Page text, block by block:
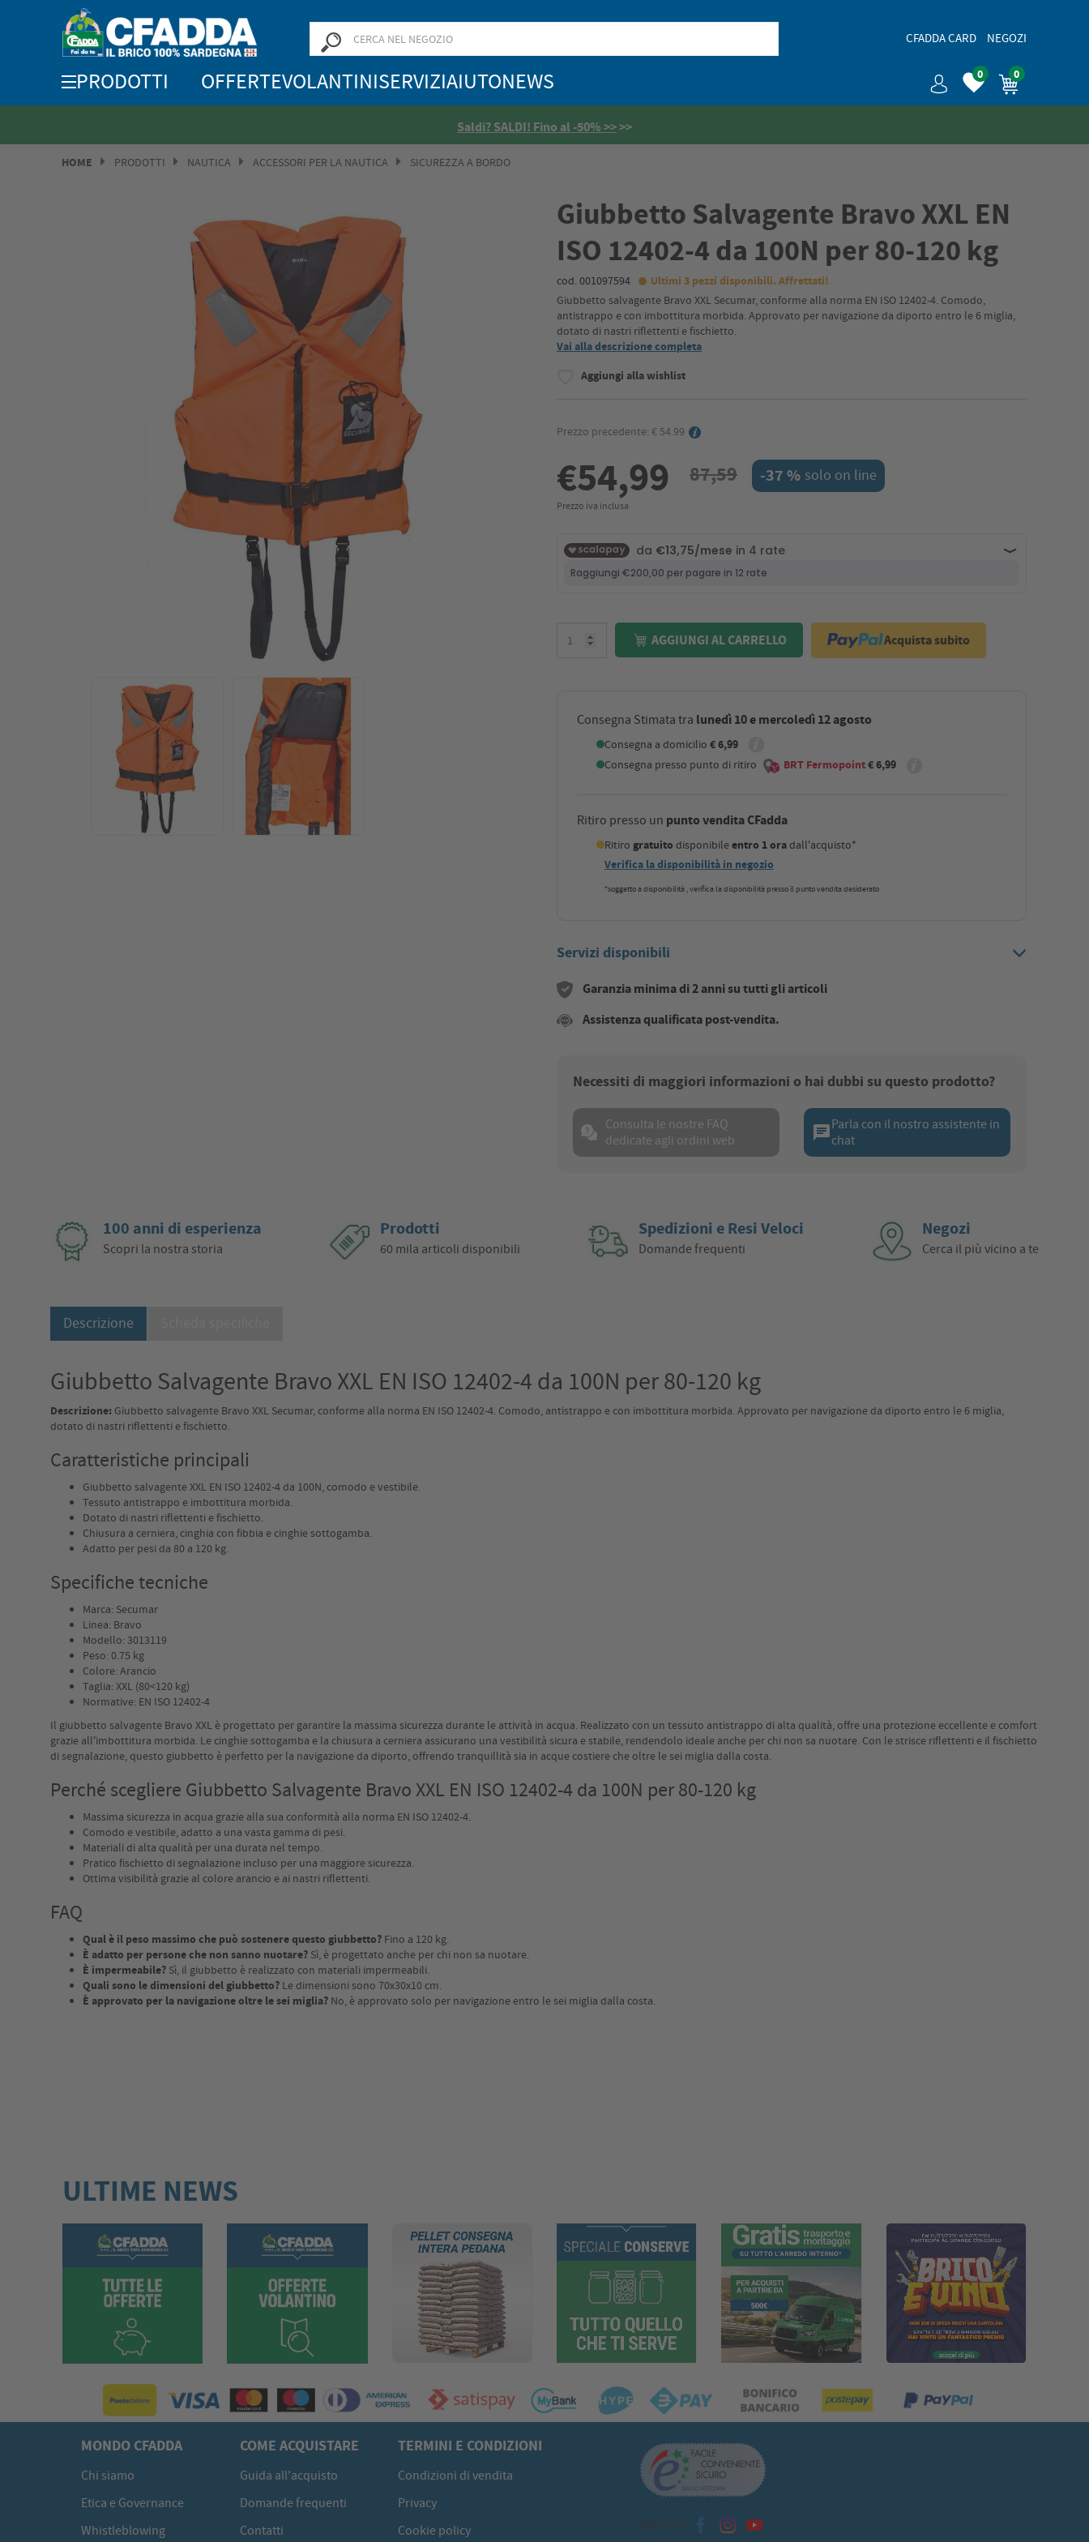
CFADDA CARD NEGOZI
0 0
PRODOTTI OFFERTEVOLANTINISERVIZIAIUTONEWS
Saldi? SALDI! Fino al -50% >>>>
HOME PRODOTTI NAUTICA ACCESSORI PER LA NAUTICA SICUREZZA A BORDO
Giubbetto Salvagente Bravo XXL EN
ISO 12402-4 da 100N per 80-120 kg
cod. 001097594 Ultimi 3 pezzi disponibili. Affrettati!
Giubbetto salvagente Bravo XXL Secumar, conforme alla norma EN ISO 12402-4. Comodo,
antistrappo e con imbottitura morbida. Approvato per navigazione da diporto entro le 6 miglia,
dotato di nastri riflettenti e fischietto.
Vai alla descrizione completa
Aggiungi alla wishlist
Prezzo precedente: € 54.99
€54,99 87,59
Prezzo iva inclusa
-37 % solo on line
AGGIUNGI AL CARRELLO Acquista subito
Consegna Stimata tra lunedì 10 e mercoledì 12 agosto
Consegna a domicilio € 6,99
Consegna presso punto di ritiro BRT Fermopoint€ 6,99
Ritiro presso un punto vendita CFadda
Ritiro gratuito disponibileentro 1 oradall'acquisto*
Verifica la disponibilità in negozio
*soggetto a disponibilità , verifica la disponibilità presso il punto vendita desiderato
Servizi disponibili
Garanzia minima di 2 anni su tutti gli articoli
Assistenza qualificata post-vendita.
Necessiti di maggiori informazioni o hai dubbi su questo prodotto?
Consulta le nostre FAQ
dedicate agli ordini web
chatParla con il nostro assistente in
chat
100 anni di esperienza
Scopri la nostra storia
Prodotti
60 mila articoli disponibili
Spedizioni e Resi Veloci
Domande frequenti
Negozi
Cerca il più vicino a te
Descrizione
Giubbetto Salvagente Bravo XXL EN ISO 12402-4 da 100N per 80-120 kg
Descrizione: Giubbetto salvagente Bravo XXL Secumar, conforme alla norma EN ISO 12402-4. Comodo, antistrappo e con imbottitura morbida. Approvato per navigazione da diporto entro le 6 miglia,
dotato di nastri riflettenti e fischietto.
Caratteristiche principali
Giubbetto salvagente XXL EN ISO 12402-4 da 100N, comodo e vestibile.
Tessuto antistrappo e imbottitura morbida.
Dotato di nastri riflettenti e fischietto.
Chiusura a cerniera, cinghia con fibbia e cinghie sottogamba.
Adatto per pesi da 80 a 120 kg.
Specifiche tecniche
Marca: Secumar
Linea: Bravo
Modello: 3013119
Peso: 0.75 kg
Colore: Arancio
Taglia: XXL (80<120 kg)
Normative: EN ISO 12402-4
Il giubbetto salvagente Bravo XXL è progettato per garantire la massima sicurezza durante le attività in acqua. Realizzato con un tessuto antistrappo di alta qualità, offre una protezione eccellente e comfort
grazie all'imbottitura morbida. Le cinghie sottogamba e la chiusura a cerniera assicurano una vestibilità sicura e stabile, rendendolo ideale anche per chi non sa nuotare. Con le strisce riflettenti e il fischietto
di segnalazione, questo giubbetto è perfetto per la navigazione da diporto, offrendo tranquillità sia in acque costiere che oltre le sei miglia dalla costa.
Perché scegliere Giubbetto Salvagente Bravo XXL EN ISO 12402-4 da 100N per 80-120 kg
Massima sicurezza in acqua grazie alla sua conformità alla norma EN ISO 12402-4.
Comodo e vestibile, adatto a una vasta gamma di pesi.
Materiali di alta qualità per una durata nel tempo.
Pratico fischietto di segnalazione incluso per una maggiore sicurezza.
Ottima visibilità grazie al colore arancio e ai nastri riflettenti.
FAQ
Qual è il peso massimo che può sostenere questo giubbetto? Fino a 120 kg.
È adatto per persone che non sanno nuotare? Sì, è progettato anche per chi non sa nuotare.
È impermeabile? Sì, il giubbetto è realizzato con materiali impermeabili.
Quali sono le dimensioni del giubbetto? Le dimensioni sono 70x30x10 cm.
È approvato per la navigazione oltre le sei miglia? No, è approvato solo per navigazione entro le sei miglia dalla costa.
ULTIME NEWS
MONDO CFADDA
Chi siamo
Etica e Governance
Whistleblowing
COME ACQUISTARE
Guida all'acquisto
Domande frequenti
Contatti
TERMINI E CONDIZIONI
Condizioni di vendita
Privacy
Cookie policy
Seguici su